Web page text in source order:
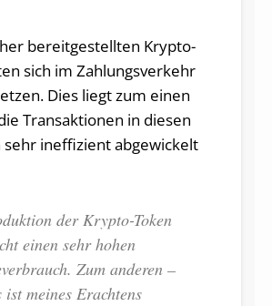
bereitgestellten Krypto-
sich im Zahlungsverkehr
Dies liegt zum einen
Transaktionen in diesen
ineffizient abgewickelt
der Krypto-Token
einen sehr hohen
Zum anderen –
ist meines Erachtens